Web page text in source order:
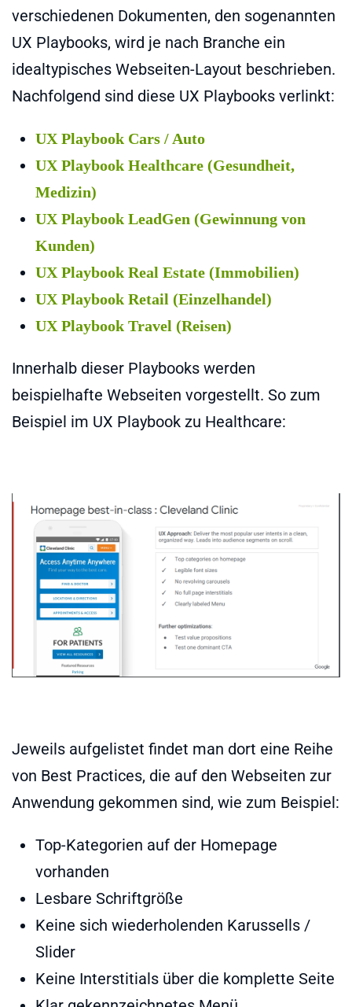
verschiedenen Dokumenten, den sogenannten
UX Playbooks, wird je nach Branche ein
idealtypisches Webseiten-Layout beschrieben.
Nachfolgend sind diese UX Playbooks verlinkt:
UX Playbook Cars / Auto
UX Playbook Healthcare (Gesundheit,
Medizin)
UX Playbook LeadGen (Gewinnung von
Kunden)
UX Playbook Real Estate (Immobilien)
UX Playbook Retail (Einzelhandel)
UX Playbook Travel (Reisen)
Innerhalb dieser Playbooks werden
beispielhafte Webseiten vorgestellt. So zum
Beispiel im UX Playbook zu Healthcare:
Jeweils aufgelistet findet man dort eine Reihe
von Best Practices, die auf den Webseiten zur
Anwendung gekommen sind, wie zum Beispiel:
Top-Kategorien auf der Homepage
vorhanden
Lesbare Schriftgröße
Keine sich wiederholenden Karussells /
Slider
Keine Interstitials über die komplette Seite